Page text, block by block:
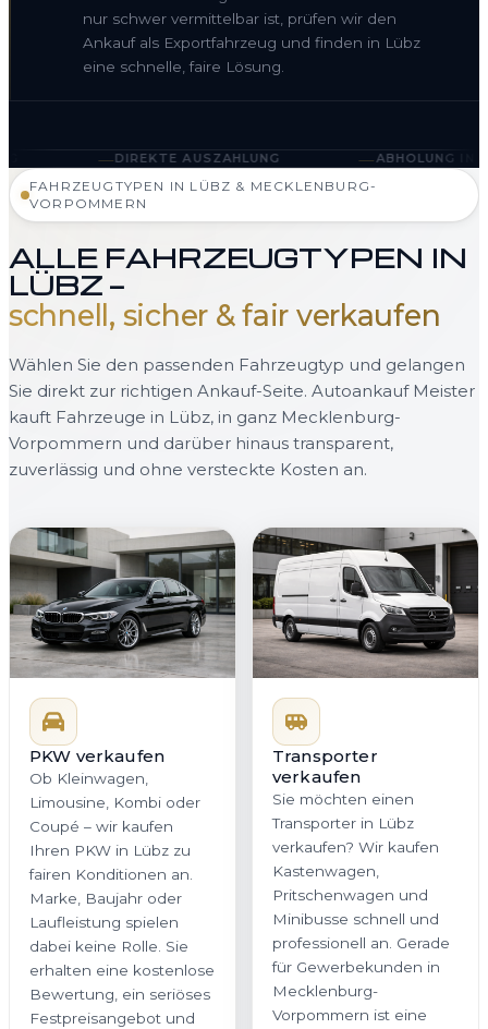
nur schwer vermittelbar ist, prüfen wir den
Ankauf als Exportfahrzeug und finden in Lübz
eine schnelle, faire Lösung.
DIREKTE AUSZAHLUNG —ABHOLUNG IN LÜBZ UND
FAHRZEUGTYPEN IN LÜBZ & MECKLENBURG-
VORPOMMERN
ALLE FAHRZEUGTYPEN IN
LÜBZ —
schnell, sicher & fair verkaufen
Wählen Sie den passenden Fahrzeugtyp und gelangen
Sie direkt zur richtigen Ankauf-Seite. Autoankauf Meister
kauft Fahrzeuge in Lübz, in ganz Mecklenburg-
Vorpommern und darüber hinaus transparent,
zuverlässig und ohne versteckte Kosten an.
PKW verkaufen
Ob Kleinwagen,
Limousine, Kombi oder
Coupé – wir kaufen
Ihren PKW in Lübz zu
fairen Konditionen an.
Marke, Baujahr oder
Laufleistung spielen
dabei keine Rolle. Sie
erhalten eine kostenlose
Bewertung, ein seriöses
Festpreisangebot und
Transporter
verkaufen
Sie möchten einen
Transporter in Lübz
verkaufen? Wir kaufen
Kastenwagen,
Pritschenwagen und
Minibusse schnell und
professionell an. Gerade
für Gewerbekunden in
Mecklenburg-
Vorpommern ist eine